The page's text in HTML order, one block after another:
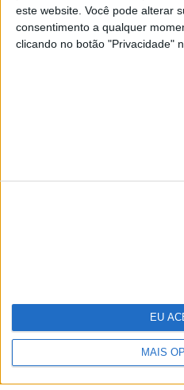
este website. Você pode alterar
consentimento a qualquer
clicando no botão "Privacidade"
MAIS
EU